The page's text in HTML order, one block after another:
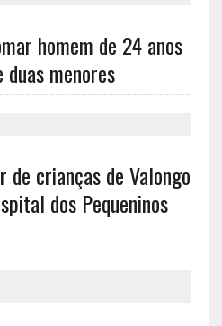
homem de 24 anos
menores
de crianças de Valongo
dos Pequeninos